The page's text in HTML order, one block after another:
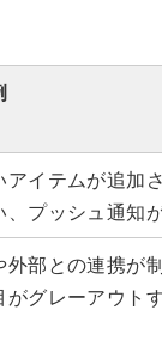
アイテムが追加
、プッシュ通知
外部との連携が
がグレーアウト